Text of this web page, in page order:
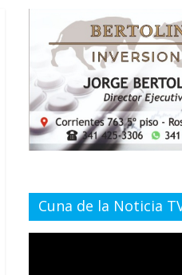
Cuna de la Noticia